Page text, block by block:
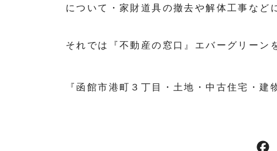
について・家財道具の撤去や解体工事など
それでは『不動産の窓口』エバーグリーン
『函館市港町３丁目・土地・中古住宅・建